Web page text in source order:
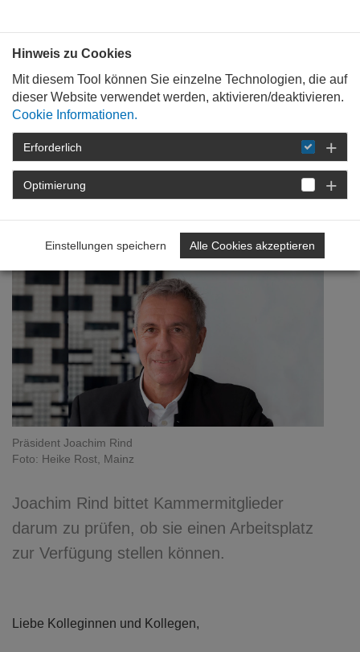
STARTSEITE DETAIL
Solidarität mit Flüchtenden!
Präsident Joachim Rind
Foto: Heike Rost, Mainz
Joachim Rind bittet Kammermitglieder
darum zu prüfen, ob sie einen Arbeitsplatz
zur Verfügung stellen können.
Liebe Kolleginnen und Kollegen,
Hinweis zu Cookies
Mit diesem Tool können Sie einzelne Technologien, die auf
dieser Website verwendet werden, aktivieren/deaktivieren.
Cookie Informationen.
Erforderlich
Optimierung
Einstellungen speichern Alle Cookies akzeptieren